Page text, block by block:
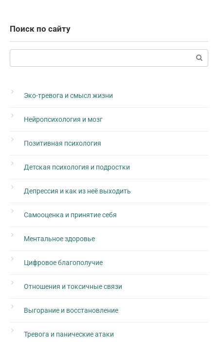
Поиск по сайту
Поиск:
Эко-тревога и смысл жизни
Нейропсихология и мозг
Позитивная психология
Детская психология и подростки
Депрессия и как из неё выходить
Самооценка и принятие себя
Ментальное здоровье
Цифровое благополучие
Отношения и токсичные связи
Выгорание и восстановление
Тревога и панические атаки